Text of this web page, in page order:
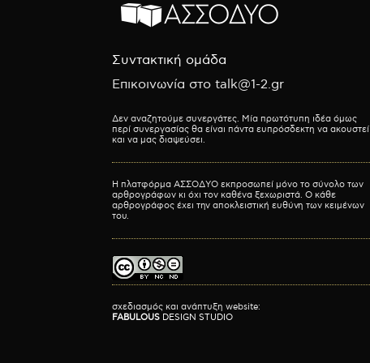
Συντακτική ομάδα
Επικοινωνία στο talk@1-2.gr
Δεν αναζητούμε συνεργάτες. Μία πρωτότυπη ιδέα όμως
περί συνεργασίας θα είναι πάντα ευπρόσδεκτη να ακουστεί
και να μας διαψεύσει.
Η πλατφόρμα ΑΣΣΟΔΥΟ εκπροσωπεί μόνο το σύνολο των
αρθρογράφων κι όχι τον καθένα ξεχωριστά. Ο κάθε
αρθρογράφος έχει την αποκλειστική ευθύνη των κειμένων
του.
σχεδιασμός και ανάπτυξη website:
FABULOUS DESIGN STUDIO